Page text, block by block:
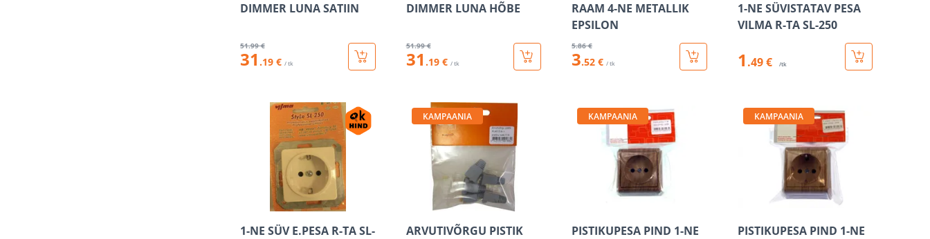
DIMMER LUNA SATIIN
51.99 €
31 .19 € / tk
DIMMER LUNA HÕBE
51.99 €
31 .19 € / tk
RAAM 4-NE METALLIK
EPSILON
5.86 €
3.52 € / tk
1-NE SÜVISTATAV PESA
VILMA R-TA SL-250
1 .49 € /tk
1-NE SÜV E.PESA R-TA SL-
KAMPAANIA
ARVUTIVÕRGU PISTIK
KAMPAANIA
PISTIKUPESA PIND 1-NE
KAMPAANIA
PISTIKUPESA PIND 1-NE